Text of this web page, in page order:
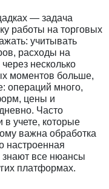
— задача
работы на торговых
учитывать
расходы на
несколько
моментов больше,
операций много,
цены и
Часто
учете, которые
важна обработка
настроенная
знают все нюансы
платформах.